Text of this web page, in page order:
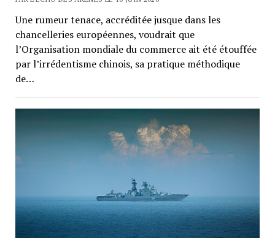
Une rumeur tenace, accréditée jusque dans les
chancelleries européennes, voudrait que
l’Organisation mondiale du commerce ait été étouffée
par l’irrédentisme chinois, sa pratique méthodique
de…